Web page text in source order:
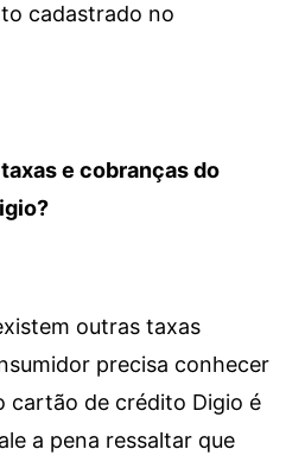
cadastrado no
e cobranças do
outras taxas
precisa conhecer
cartão de crédito Digio é
a pena ressaltar que